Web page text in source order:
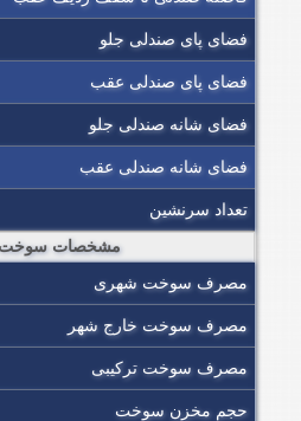
فضای پای صندلی جلو
فضای پای صندلی عقب
فضای شانه صندلی جلو
فضای شانه صندلی عقب
تعداد سرنشین
مشخصات سوخت
مصرف سوخت شهری
مصرف سوخت خارج شهر
مصرف سوخت ترکیبی
حجم مخزن سوخت